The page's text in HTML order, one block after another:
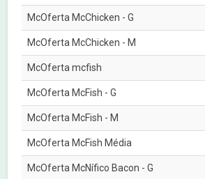
McOferta McChicken - G
McOferta McChicken - M
McOferta mcfish
McOferta McFish - G
McOferta McFish - M
McOferta McFish Média
McOferta McNífico Bacon - G